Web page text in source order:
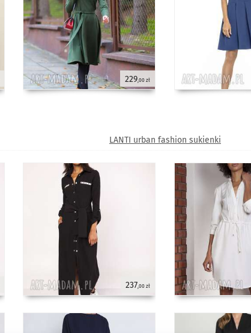
229,00 zł
LANTI urban fashion sukienki
237,00 zł